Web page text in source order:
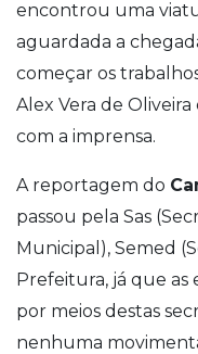
encontrou uma
aguardada a
começar os
Alex Vera de
com a imprensa.
A reportagem do
passou pela Sas
Municipal), Semed
Prefeitura, já que
por meios destas
nenhuma